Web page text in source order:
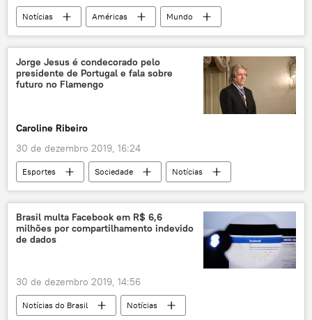
Notícias Américas
Mundo
Bolívia
Evo Morales
Espanha
México
Jorge Jesus é condecorado pelo
presidente de Portugal e fala sobre
futuro no Flamengo
Caroline Ribeiro
30 de dezembro 2019, 16:24
Esportes Sociedade
Notícias
Flamengo
Portugal
Brasil multa Facebook em R$ 6,6
milhões por compartilhamento indevido
de dados
30 de dezembro 2019, 14:56
Notícias do Brasil
Notícias